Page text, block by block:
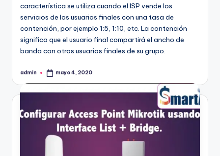
característica se utiliza cuando el ISP vende los
servicios de los usuarios finales con una tasa de
contención, por ejemplo 1:5, 1:10, etc. La contención
significa que el usuario final compartirá el ancho de
banda con otros usuarios finales de su grupo.
Publicado
admin mayo 4, 2020